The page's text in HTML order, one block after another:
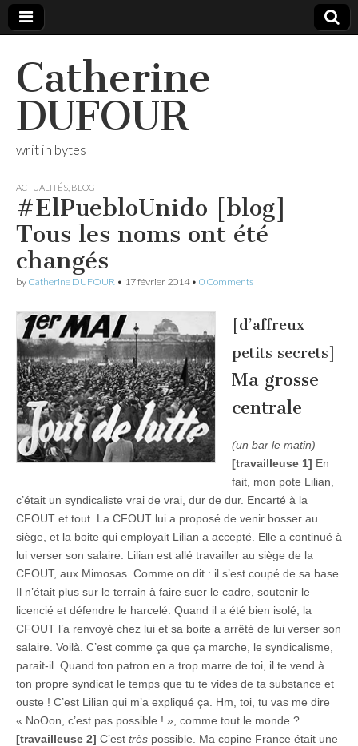
Catherine
DUFOUR
writ in bytes
ACTUALITÉS BLOG
#ElPuebloUnido [blog]
Tous les noms ont été
changés
by Catherine DUFOUR • 17 février 2014• 0 Comments
[d’affreux
petits secrets]
Ma grosse
centrale
(un bar le matin)
[travailleuse 1] En
fait, mon pote Lilian,
c’était un syndicaliste vrai de vrai, dur de dur. Encarté à la
CFOUT et tout. La CFOUT lui a proposé de venir bosser au
siège, et la boite qui employait Lilian a accepté. Elle a continué à
lui verser son salaire. Lilian est allé travailler au siège de la
CFOUT, aux Mimosas. Comme on dit : il s’est coupé de sa base.
Il n’était plus sur le terrain à faire suer le cadre, soutenir le
licencié et défendre le harcelé. Quand il a été bien isolé, la
CFOUT l’a renvoyé chez lui et sa boite a arrêté de lui verser son
salaire. Voilà. C’est comme ça que ça marche, le syndicalisme,
parait-il. Quand ton patron en a trop marre de toi, il te vend à
ton propre syndicat le temps que tu te vides de ta substance et
ouste ! C’est Lilian qui m’a expliqué ça. Hm, toi, tu vas me dire
« NoOon, c’est pas possible ! », comme tout le monde ?
[travailleuse 2] C’est très possible. Ma copine France était une